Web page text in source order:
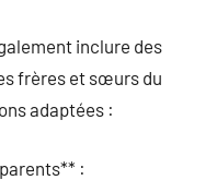
inclure des
frères et sœurs du
adaptées :
: